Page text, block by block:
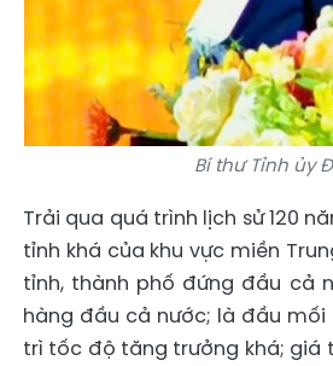
Bí thư Tỉnh ủy
Trải qua quá trình lịch sử 120
tỉnh khá của khu vực miền
tỉnh, thành phố đứng đầu cả
hàng đầu cả nước; là đầu mối
trì tốc độ tăng trưởng khá; giá